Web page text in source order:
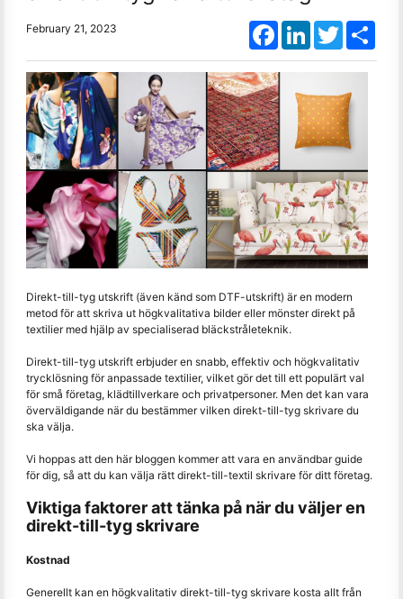
February 21, 2023 FacebookLinkedInTwitter
Direkt-till-tyg utskrift (även känd som DTF-utskrift) är en modern
metod för att skriva ut högkvalitativa bilder eller mönster direkt på
textilier med hjälp av specialiserad bläckstråleteknik.
Direkt-till-tyg utskrift erbjuder en snabb, effektiv och högkvalitativ
trycklösning för anpassade textilier, vilket gör det till ett populärt val
för små företag, klädtillverkare och privatpersoner. Men det kan vara
överväldigande när du bestämmer vilken direkt-till-tyg skrivare du
ska välja.
Vi hoppas att den här bloggen kommer att vara en användbar guide
för dig, så att du kan välja rätt direkt-till-textil skrivare för ditt företag.
Viktiga faktorer att tänka på när du väljer en
direkt-till-tyg skrivare
Kostnad
Generellt kan en högkvalitativ direkt-till-tyg skrivare kosta allt från